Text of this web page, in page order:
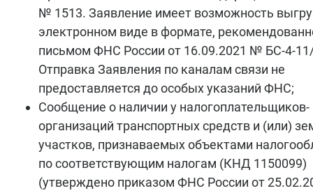
№ 1513. Заявление имеет возможность
электронном виде в формате,
письмом ФНС России от 16.09.2021 № БС-4-
Отправка Заявления по каналам связи не
предоставляется до особых указаний ФНС;
Сообщение о наличии у налогоплательщиков-
организаций транспортных средств и (или)
участков, признаваемых объектами
по соответствующим налогам (КНД 1150099)
(утверждено приказом ФНС России от